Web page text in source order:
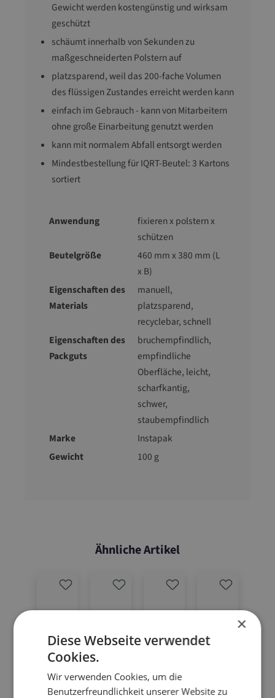
Gewicht werden kostengünstig und wirksam
geschützt
schäumt innerhalb von Sekunden zu
maßgeschneiderten Polstern auf
platzsparend, weil das 200-fache Volumen
des flüssigen Zustandes erreicht werden kann
einfach im Gebrauch - kann von Mitarbeitern
ohne große Einarbeitung genutzt werden
kann mit normalem Abfall entsorgt werden
Mindestbestellung für IQRT-Beutel: 3 Kartons
sortiert
Anwendung
fixieren x polstern x
schützen
Beutelgröße
460 mm x 380 mm (L
x B)
Eigenschaften des
Materials
manuell,
platzsparend,
recyclebar, schnell
Eigenschaften des
Packguts
bruchempfindlich,
empfindliche
Oberfläche, leicht,
scharfkantig,
schwer,
staubempfindlich
Marke
Instapak
Gewicht
100 g
Ähnliche Artikel
×
Diese Webseite verwendet
Cookies.
Wir verwenden Cookies, um die
Benutzerfreundlichkeit unserer Website zu